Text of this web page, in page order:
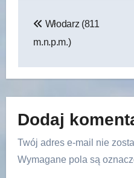
wpisu
Włodarz (811
m.n.p.m.)
Dodaj
Twój adres e-mail nie
Wymagane pola są